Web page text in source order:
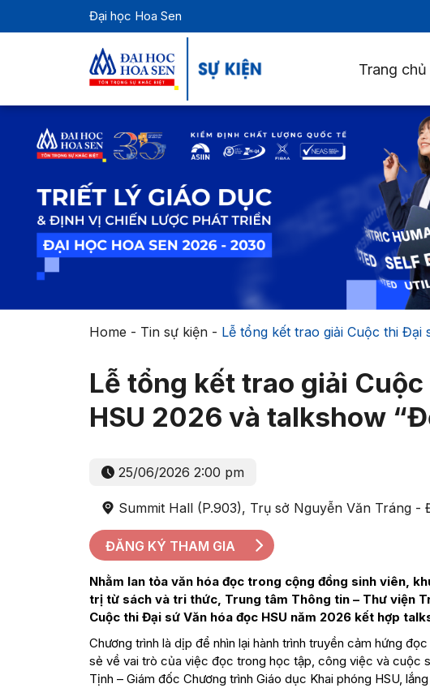
Đại học Hoa Sen
Trang chủ
Home - Tin sự kiện- Lễ tổng kết trao giải Cuộc thi
Lễ tổng kết trao giải
HSU 2026 và talkshow
25/06/2026 2:00 pm
Summit Hall (P.903), Trụ sở Nguyễn Văn Tráng -
ĐĂNG KÝ THAM GIA
Nhằm lan tỏa văn hóa đọc trong cộng đồng sinh viên,
trị từ sách và tri thức, Trung tâm Thông tin – Thư viện
Cuộc thi Đại sứ Văn hóa đọc HSU năm 2026 kết hợp
Chương trình là dịp để nhìn lại hành trình truyền cảm hứng
sẻ về vai trò của việc đọc trong học tập, công việc và cuộc
Tịnh – Giám đốc Chương trình Giáo dục Khai phóng HSU,